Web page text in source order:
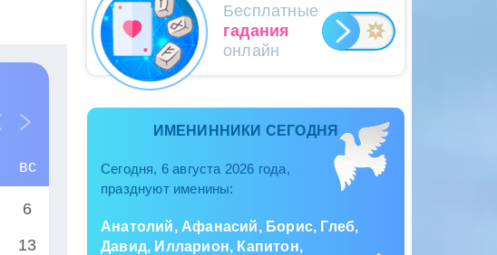
вс
6
13
Бесплатные
гадания
онлайн
ИМЕНИННИКИ СЕГОДНЯ
Сегодня, 6 августа 2026 года,
празднуют именины:
Анатолий, Афанасий, Борис, Глеб,
Давид, Илларион, Капитон,